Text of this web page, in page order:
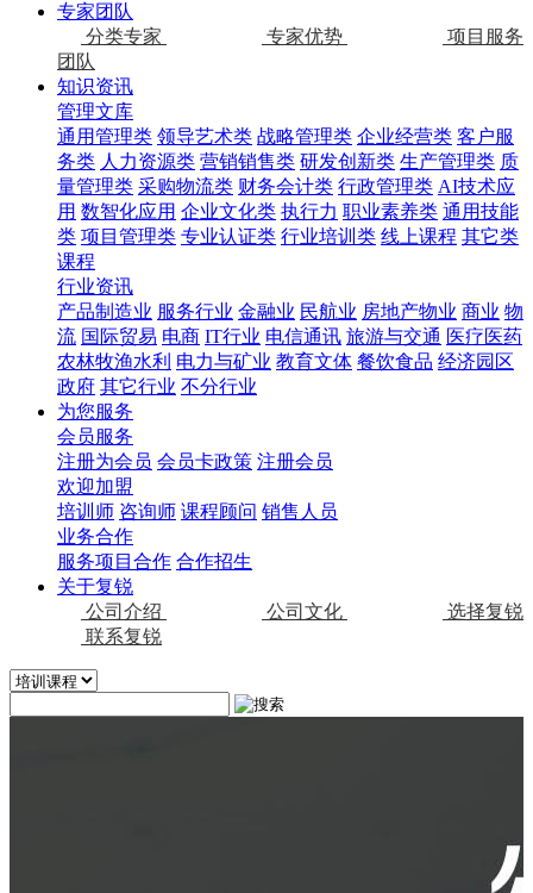
专家团队
分类专家
专家优势
项目服务
团队
知识资讯
管理文库
通用管理类 领导艺术类 战略管理类 企业经营类 客户服
务类 人力资源类 营销销售类 研发创新类 生产管理类 质
量管理类 采购物流类 财务会计类 行政管理类 AI技术应
用 数智化应用 企业文化类 执行力 职业素养类 通用技能
类 项目管理类 专业认证类 行业培训类 线上课程 其它类
课程
行业资讯
产品制造业 服务行业 金融业 民航业 房地产物业 商业 物
流 国际贸易 电商 IT行业 电信通讯 旅游与交通 医疗医药
农林牧渔水利 电力与矿业 教育文体 餐饮食品 经济园区
政府 其它行业 不分行业
为您服务
会员服务
注册为会员 会员卡政策 注册会员
欢迎加盟
培训师 咨询师 课程顾问 销售人员
业务合作
服务项目合作 合作招生
关于复锐
公司介绍
公司文化
选择复锐
联系复锐